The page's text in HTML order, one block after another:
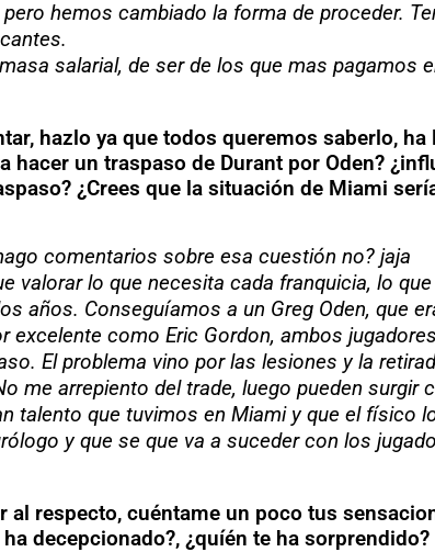
hemos cambiado la forma de proceder.
salarial, de ser de los que mas pagamos
hazlo ya que todos queremos saberlo,
un traspaso de Durant por Oden?
¿Crees que la situación de Miami
comentarios sobre esa cuestión no? jaja
valorar lo que necesita cada franquicia, lo
años. Conseguíamos a un Greg Oden, que
como Eric Gordon, ambos
El problema vino por las lesiones y la
me arrepiento del trade, luego pueden surgir
talento que tuvimos en Miami y que el físico
y que se que va a suceder con los
respecto, cuéntame un poco tus
decepcionado?, ¿quíén te ha sorprendido?